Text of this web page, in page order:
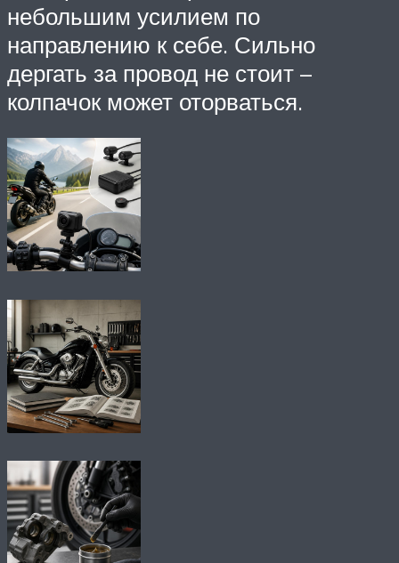
небольшим усилием по
направлению к себе. Сильно
дергать за провод не стоит –
колпачок может оторваться.